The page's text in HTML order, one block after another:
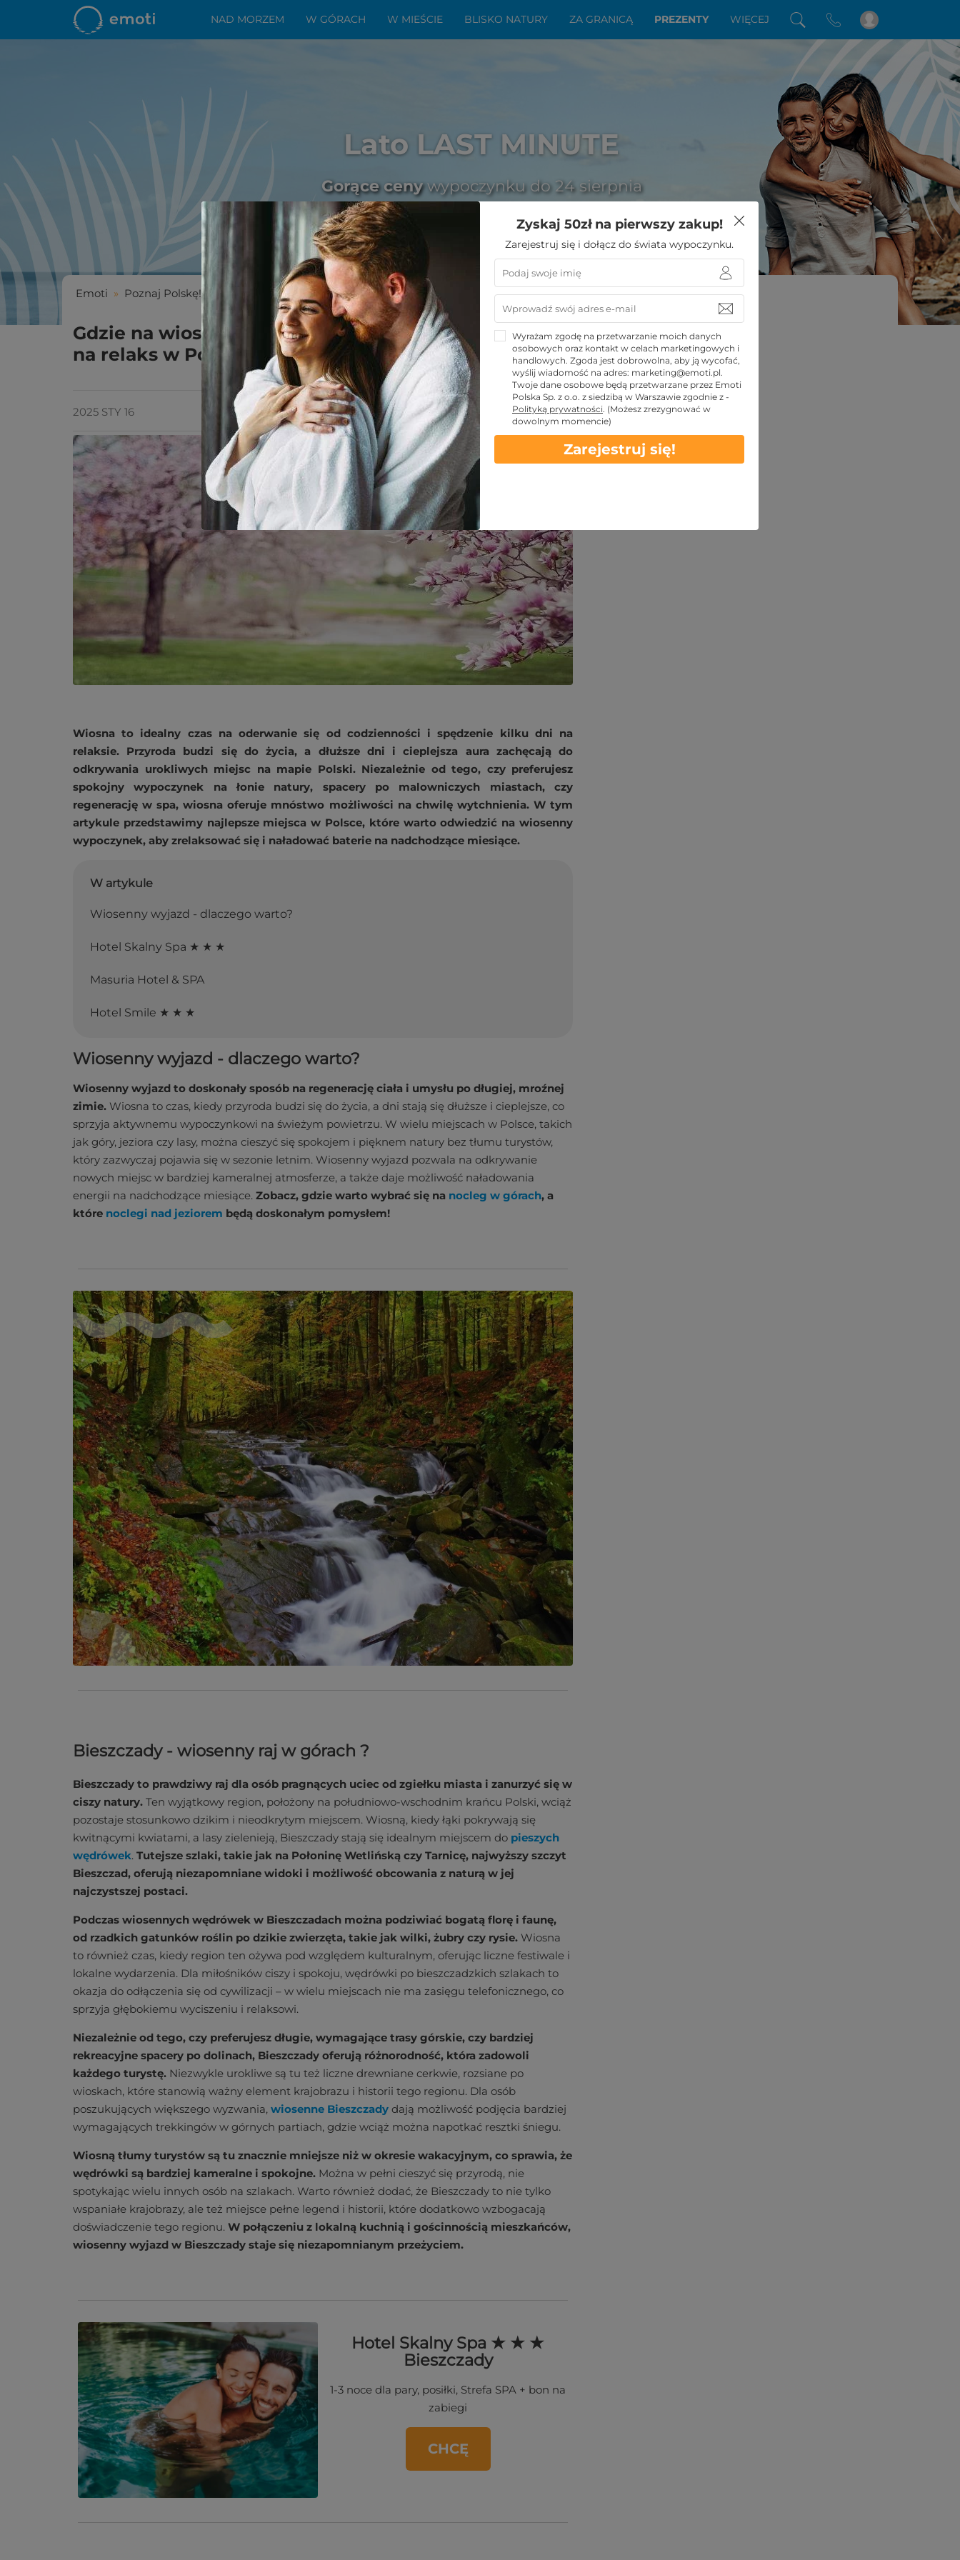
NAD MORZEM W GÓRACH W MIEŚCIE BLISKO NATURY ZA GRANICĄ PREZENTY WIĘCEJ
Lato LAST MINUTE
Gorące cenywypoczynku do 24 sierpnia
Emoti » Poznaj Polskę! Wiosenny wypoczynek w Polsce
Gdzie na wiosenny wypoczynek? Najlepsze miejsca
na relaks w Polsce
2025 STY 16 Udostępnij znajomym!
TOP oferty
Wiosna to idealny czas na oderwanie się od codzienności i spędzenie kilku dni na
relaksie. Przyroda budzi się do życia, a dłuższe dni i cieplejsza aura zachęcają do
odkrywania urokliwych miejsc na mapie Polski. Niezależnie od tego, czy preferujesz
spokojny wypoczynek na łonie natury, spacery po malowniczych miastach, czy
regenerację w spa, wiosna oferuje mnóstwo możliwości na chwilę wytchnienia. W tym
artykule przedstawimy najlepsze miejsca w Polsce, które warto odwiedzić na wiosenny
wypoczynek, aby zrelaksować się i naładować baterie na nadchodzące miesiące.
W artykule
Wiosenny wyjazd - dlaczego warto?
Hotel Skalny Spa ★ ★ ★
Masuria Hotel & SPA
Hotel Smile ★ ★ ★
Wiosenny wyjazd - dlaczego warto?
Wiosenny wyjazd to doskonały sposób na regenerację ciała i umysłu po długiej, mroźnej
zimie. Wiosna to czas, kiedy przyroda budzi się do życia, a dni stają się dłuższe i cieplejsze, co
sprzyja aktywnemu wypoczynkowi na świeżym powietrzu. W wielu miejscach w Polsce, takich
jak góry, jeziora czy lasy, można cieszyć się spokojem i pięknem natury bez tłumu turystów,
który zazwyczaj pojawia się w sezonie letnim. Wiosenny wyjazd pozwala na odkrywanie
nowych miejsc w bardziej kameralnej atmosferze, a także daje możliwość naładowania
energii na nadchodzące miesiące​. Zobacz, gdzie warto wybrać się na nocleg w górach, a
które noclegi nad jeziorem będą doskonałym pomysłem!
Bieszczady - wiosenny raj w górach ?
Bieszczady to prawdziwy raj dla osób pragnących uciec od zgiełku miasta i zanurzyć się w
ciszy natury. Ten wyjątkowy region, położony na południowo-wschodnim krańcu Polski, wciąż
pozostaje stosunkowo dzikim i nieodkrytym miejscem. Wiosną, kiedy łąki pokrywają się
kwitnącymi kwiatami, a lasy zielenieją, Bieszczady stają się idealnym miejscem do pieszych
wędrówek. Tutejsze szlaki, takie jak na Połoninę Wetlińską czy Tarnicę, najwyższy szczyt
Bieszczad, oferują niezapomniane widoki i możliwość obcowania z naturą w jej
najczystszej postaci.
Podczas wiosennych wędrówek w Bieszczadach można podziwiać bogatą florę i faunę,
od rzadkich gatunków roślin po dzikie zwierzęta, takie jak wilki, żubry czy rysie. Wiosna
to również czas, kiedy region ten ożywa pod względem kulturalnym, oferując liczne festiwale i
lokalne wydarzenia. Dla miłośników ciszy i spokoju, wędrówki po bieszczadzkich szlakach to
okazja do odłączenia się od cywilizacji – w wielu miejscach nie ma zasięgu telefonicznego, co
sprzyja głębokiemu wyciszeniu i relaksowi.
Niezależnie od tego, czy preferujesz długie, wymagające trasy górskie, czy bardziej
rekreacyjne spacery po dolinach, Bieszczady oferują różnorodność, która zadowoli
każdego turystę. Niezwykle urokliwe są tu też liczne drewniane cerkwie, rozsiane po
wioskach, które stanowią ważny element krajobrazu i historii tego regionu. Dla osób
poszukujących większego wyzwania, wiosenne Bieszczady dają możliwość podjęcia bardziej
wymagających trekkingów w górnych partiach, gdzie wciąż można napotkać resztki śniegu.
Wiosną tłumy turystów są tu znacznie mniejsze niż w okresie wakacyjnym, co sprawia, że
wędrówki są bardziej kameralne i spokojne. Można w pełni cieszyć się przyrodą, nie
spotykając wielu innych osób na szlakach. Warto również dodać, że Bieszczady to nie tylko
wspaniałe krajobrazy, ale też miejsce pełne legend i historii, które dodatkowo wzbogacają
doświadczenie tego regionu. W połączeniu z lokalną kuchnią i gościnnością mieszkańców,
wiosenny wyjazd w Bieszczady staje się niezapomnianym przeżyciem.
Hotel Skalny Spa ★ ★ ★
Bieszczady
1-3 noce dla pary, posiłki, Strefa SPA + bon na
zabiegi
CHCĘ
Zyskaj 50zł na pierwszy zakup!
Zarejestruj się i dołącz do świata wypoczynku.
Wyrażam zgodę na przetwarzanie moich danych
osobowych oraz kontakt w celach marketingowych i
handlowych. Zgoda jest dobrowolna, aby ją wycofać,
wyślij wiadomość na adres: marketing@emoti.pl.
Twoje dane osobowe będą przetwarzane przez Emoti
Polska Sp. z o.o. z siedzibą w Warszawie zgodnie z -
Polityką prywatności. (Możesz zrezygnować w
dowolnym momencie)
Zarejestruj się!